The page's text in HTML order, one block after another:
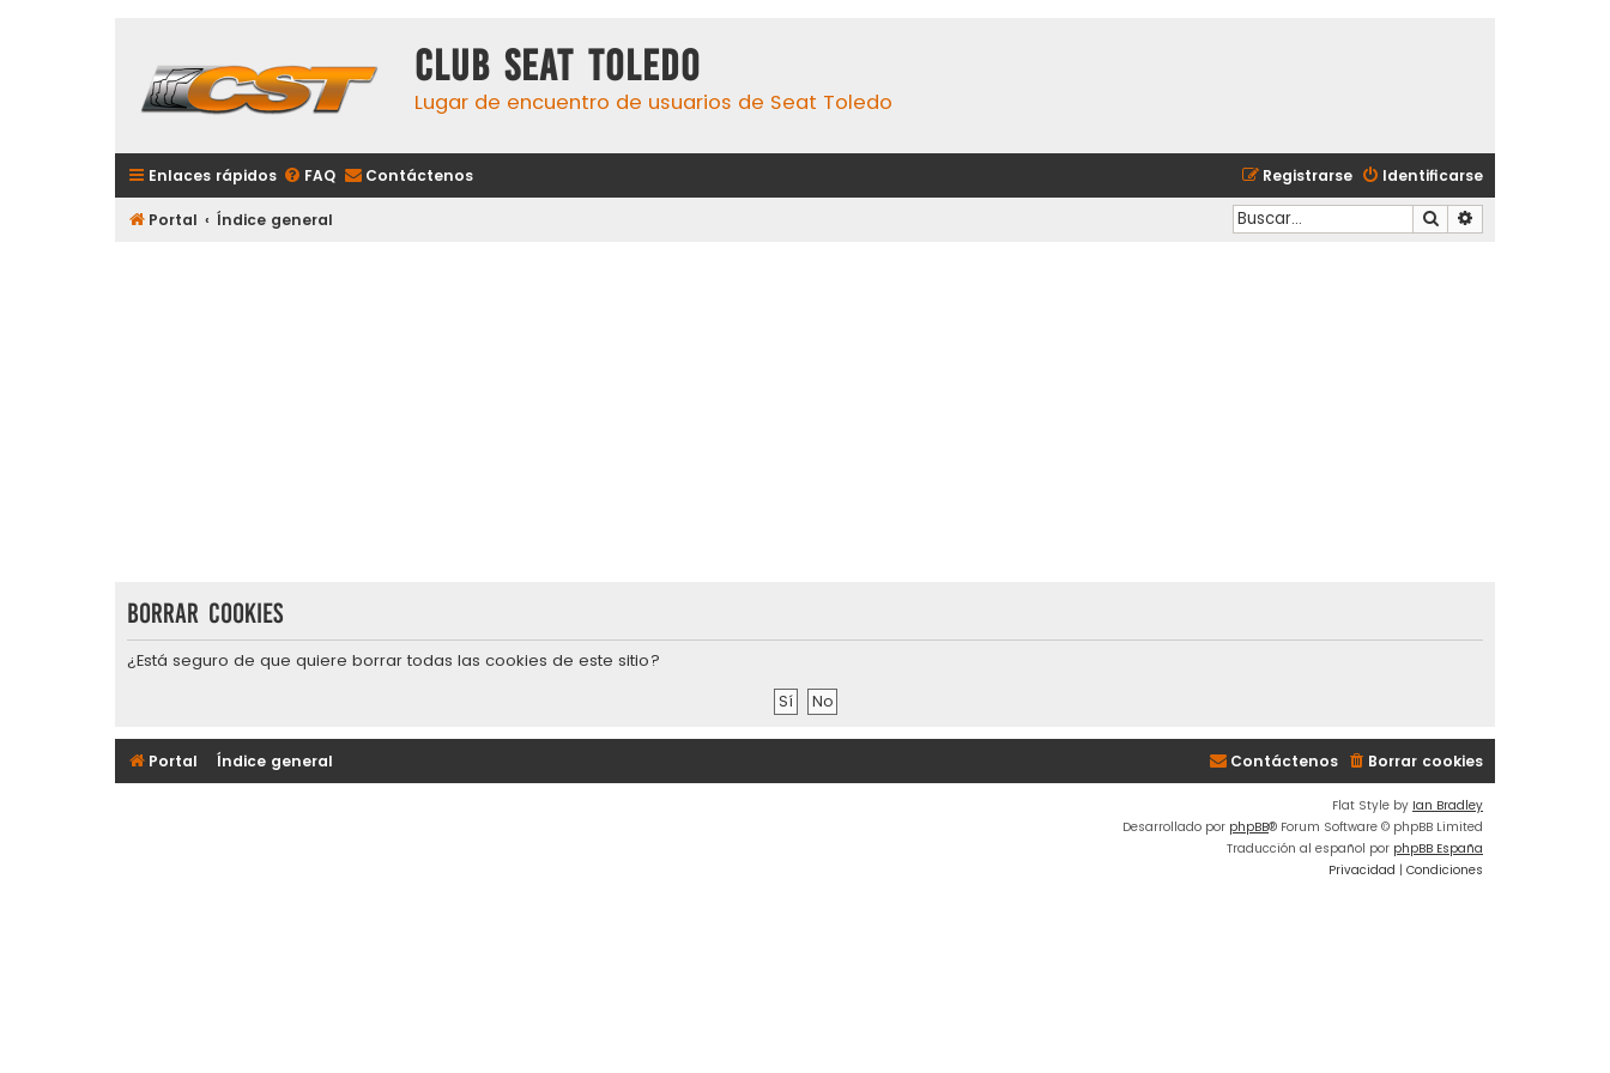
Club Seat Toledo
Lugar de encuentro de usuarios de Seat Toledo
Enlaces rápidos FAQ Contáctenos Identificarse
Registrarse
Portal Índice general Buscar
Borrar cookies
¿Está seguro de que quiere borrar todas las cookies de este sitio?
Portal Índice general Borrar cookies
Contáctenos
Flat Style by Ian Bradley
Desarrollado por phpBB® Forum Software © phpBB Limited
Traducción al español por phpBB España
Privacidad | Condiciones